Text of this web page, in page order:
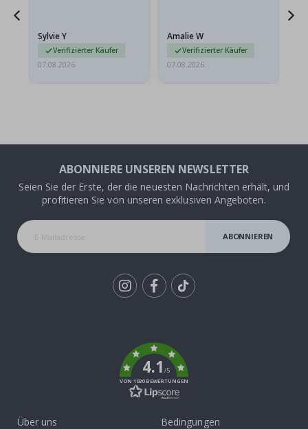
sie…
Sylvie Y
Verifizierter Käufer
07.08.2026
Amalie W
Verifizierter Käufer
07.08.2026
ABONNIERE UNSEREN NEWSLETTER
Seien Sie der Erste, der die neuesten Nachrichten erhält, und
profitieren Sie von unseren exklusiven Angeboten.
ABONNIEREN
4.1/5
VON 1030 BEWERTUNGEN
Über uns
Bedingungen